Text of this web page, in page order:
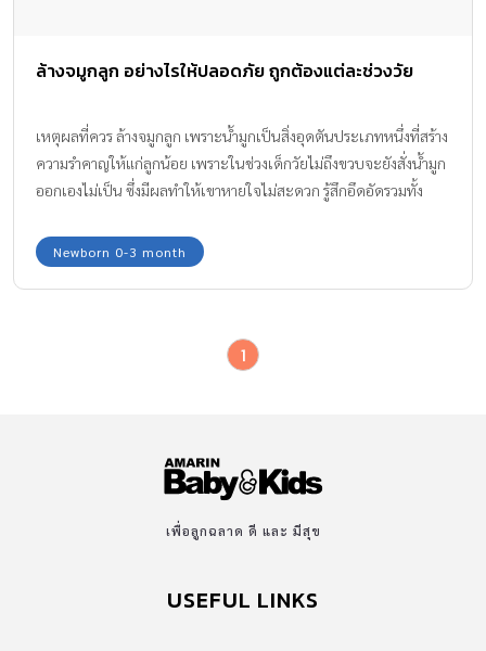
ล้างจมูกลูก อย่างไรให้ปลอดภัย ถูกต้องแต่ละช่วงวัย
เหตุผลที่ควร ล้างจมูกลูก เพราะน้ำมูกเป็นสิ่งอุดตันประเภทหนึ่งที่สร้าง
ความรำคาญให้แก่ลูกน้อย เพราะในช่วงเด็กวัยไม่ถึงขวบจะยังสั่งน้ำมูก
ออกเองไม่เป็น ซึ่งมีผลทำให้เขาหายใจไม่สะดวก รู้สึกอึดอัดรวมทั้ง
มาก ๆ ในรูจมูก ถ้าเป็นผู้ใหญ่ก็สามารถออกแรงสั่งดังปี้ดป๊าดออกมาใน
กระดาษทิชชูได้ แต่เด็กทารกไม่สามารถทำได้อย่างนั้น เขาต้องอาศัย
Newborn 0-3 month
1
เพื่อลูกฉลาด ดี และ มีสุข
USEFUL LINKS